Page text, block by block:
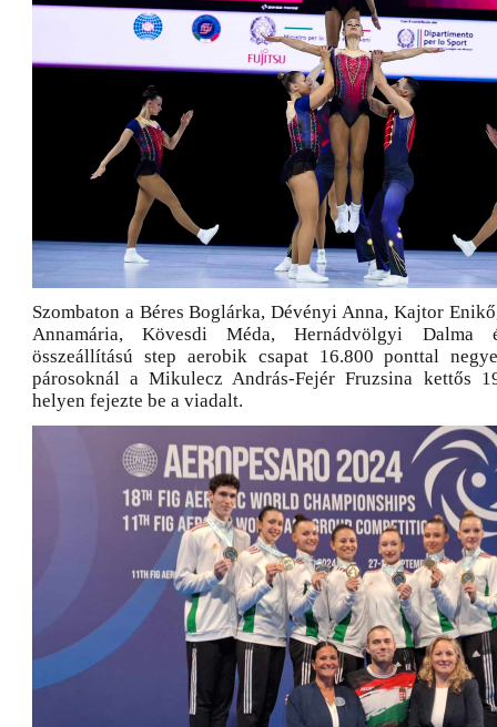
Szombaton a Béres Boglárka, Dévényi Anna, Kajtor
Annamária, Kövesdi Méda, Hernádvölgyi Dalma
összeállítású step aerobik csapat 16.800 ponttal
párosoknál a Mikulecz András-Fejér Fruzsina kettős
helyen fejezte be a viadalt.